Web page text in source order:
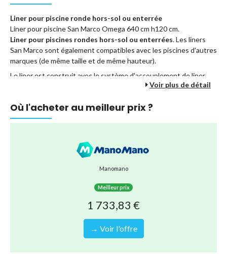
Liner pour piscine ronde hors-sol ou enterrée
Liner pour piscine San Marco Omega 640 cm h120 cm.
Liner pour piscines rondes hors-sol ou enterrées. Les liners
San Marco sont également compatibles avec les piscines d'autres
marques (de même taille et de même hauteur).
Le liner est construit avec le système d'accouplement de liner
HUNG, de sorte qu'il peut être installé dans des piscines dont le
latérale sans avoir à retirer un bord du périmètre.
Les liners San Marco sont également compatibles avec les
Épaisseur du revêtement disponible en :
Disponible en différentes couleurs :
Voir plus de détail
Où l'acheter au meilleur prix ?
Manomano
Meilleur prix
1 733,83 €
→ Voir l'offre